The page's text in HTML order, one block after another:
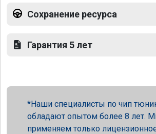
Сохранение ресурса
Гарантия 5 лет
Наши специалисты по чип
обладают опытом более 8 лет.
применяем только